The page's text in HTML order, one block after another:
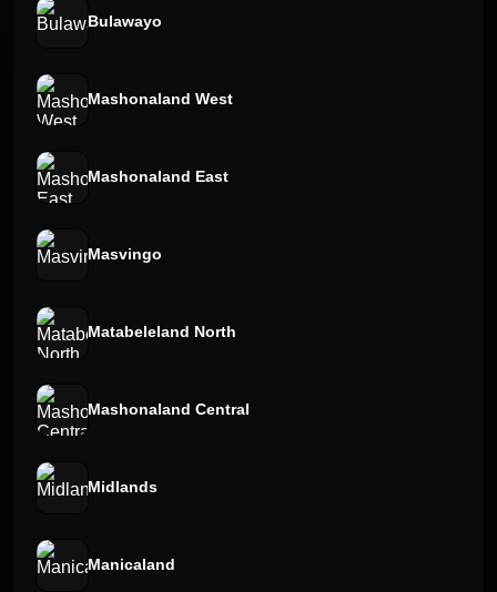
Bulawayo
Mashonaland West
Mashonaland East
Masvingo
Matabeleland North
Mashonaland Central
Midlands
Manicaland